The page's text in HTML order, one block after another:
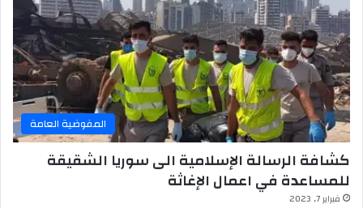
المفوضية العامة
كشافة الرسالة الإسلامية الى سوريا الشقيقة
للمساعدة في اعمال الإغاثة
فبراير 7, 2023